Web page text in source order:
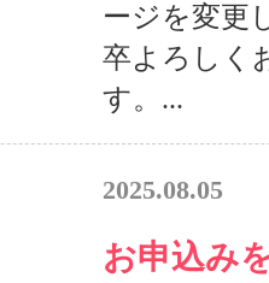
ージを変更
卒よろしく
す。...
2025.08.05
お申込み